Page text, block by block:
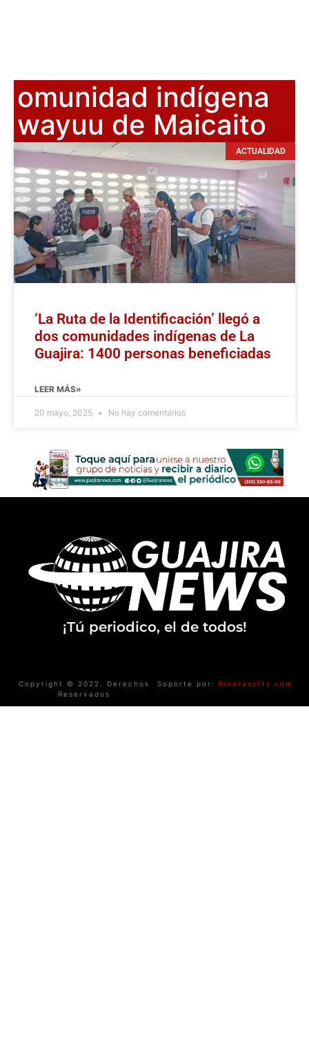
omunidad indígena
wayuu de Maicaito
ACTUALIDAD
‘La Ruta de la Identificación’ llegó a
dos comunidades indígenas de La
Guajira: 1400 personas beneficiadas
LEER MÁS»
20 mayo, 2025 No hay comentarios
¡Tú periodico, el de todos!
Copyright © 2022. Derechos
Reservados
Soporte por: Riverasofts.com